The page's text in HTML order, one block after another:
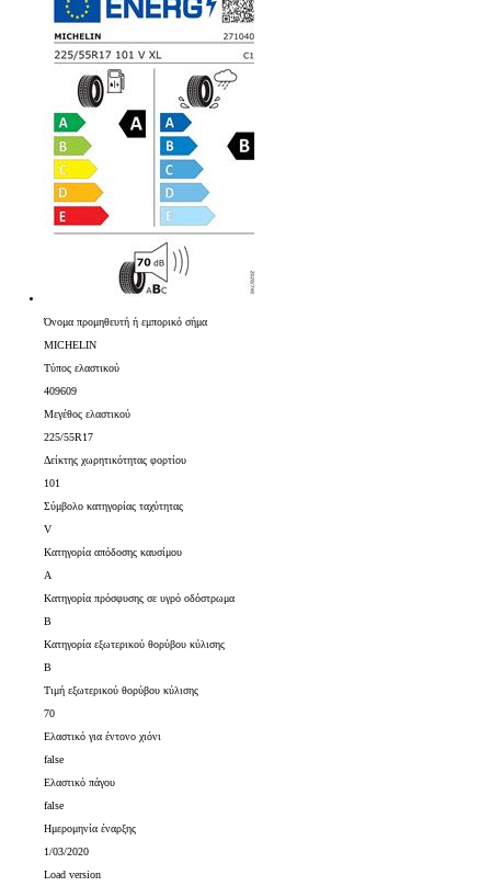
Όνομα προμηθευτή ή εμπορικό σήμα
MICHELIN
Τύπος ελαστικού
409609
Μεγέθος ελαστικού
225/55R17
Δείκτης χωρητικότητας φορτίου
101
Σύμβολο κατηγορίας ταχύτητας
V
Κατηγορία απόδοσης καυσίμου
A
Κατηγορία πρόσφυσης σε υγρό οδόστρωμα
B
Κατηγορία εξωτερικού θορύβου κύλισης
B
Τιμή εξωτερικού θορύβου κύλισης
70
Ελαστικό για έντονο χιόνι
false
Ελαστικό πάγου
false
Ημερομηνία έναρξης
1/03/2020
Load version